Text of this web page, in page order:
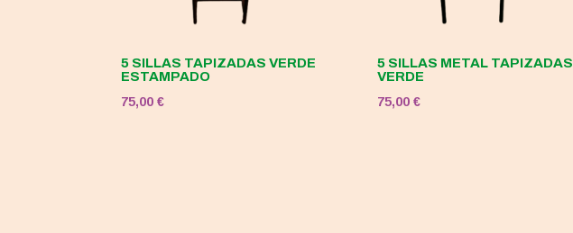
5 SILLAS TAPIZADAS VERDE
ESTAMPADO
75,00€
5 SILLAS METAL TAPIZADAS
VERDE
75,00 €